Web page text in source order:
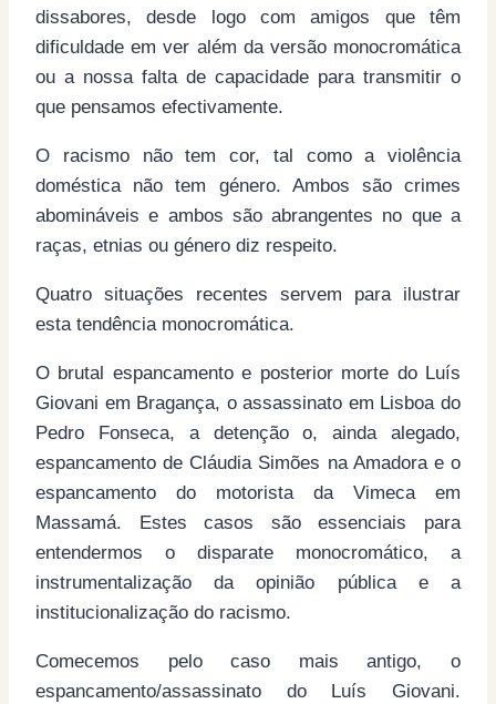
dissabores, desde logo com amigos que têm
dificuldade em ver além da versão monocromática
ou a nossa falta de capacidade para transmitir o
que pensamos efectivamente.
O racismo não tem cor, tal como a violência
doméstica não tem género. Ambos são crimes
abomináveis e ambos são abrangentes no que a
raças, etnias ou género diz respeito.
Quatro situações recentes servem para ilustrar
esta tendência monocromática.
O brutal espancamento e posterior morte do Luís
Giovani em Bragança, o assassinato em Lisboa do
Pedro Fonseca, a detenção o, ainda alegado,
espancamento de Cláudia Simões na Amadora e o
espancamento do motorista da Vimeca em
Massamá. Estes casos são essenciais para
entendermos o disparate monocromático, a
instrumentalização da opinião pública e a
institucionalização do racismo.
Comecemos pelo caso mais antigo, o
espancamento/assassinato do Luís Giovani.